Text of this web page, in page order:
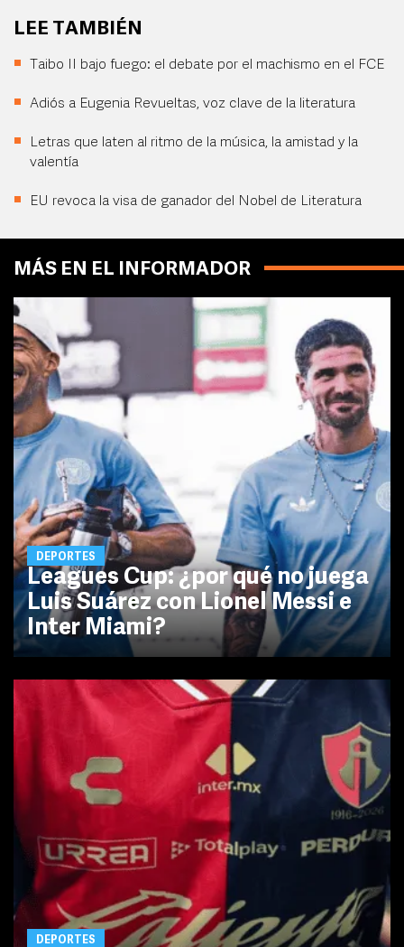
LEE TAMBIÉN
Taibo II bajo fuego: el debate por el machismo en el FCE
Adiós a Eugenia Revueltas, voz clave de la literatura
Letras que laten al ritmo de la música, la amistad y la
valentía
EU revoca la visa de ganador del Nobel de Literatura
MÁS EN EL INFORMADOR
DEPORTES
Leagues Cup: ¿por qué no juega
Luis Suárez con Lionel Messi e
Inter Miami?
DEPORTES